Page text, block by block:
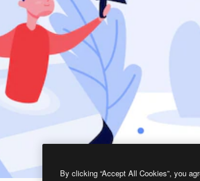
By clicking “Accept All Cookies”, you